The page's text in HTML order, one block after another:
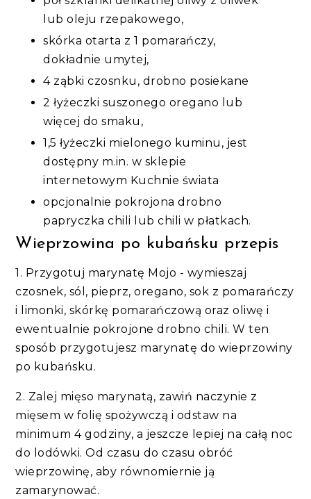
lub oleju rzepakowego,
skórka otarta z 1 pomarańczy,
dokładnie umytej,
4 ząbki czosnku, drobno posiekane
2 łyżeczki suszonego oregano lub
więcej do smaku,
1,5 łyżeczki mielonego kuminu, jest
dostępny m.in. w sklepie
internetowym Kuchnie świata
opcjonalnie pokrojona drobno
papryczka chili lub chili w płatkach.
Wieprzowina po kubańsku przepis
1. Przygotuj marynatę Mojo - wymieszaj
czosnek, sól, pieprz, oregano, sok z pomarańczy
i limonki, skórkę pomarańczową oraz oliwę i
ewentualnie pokrojone drobno chili. W ten
sposób przygotujesz marynatę do wieprzowiny
po kubańsku.
2. Zalej mięso marynatą, zawiń naczynie z
mięsem w folię spożywczą i odstaw na
minimum 4 godziny, a jeszcze lepiej na całą noc
do lodówki. Od czasu do czasu obróć
wieprzowinę, aby równomiernie ją
zamarynować.